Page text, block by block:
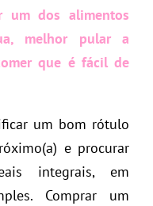
um dos alimentos
melhor pular a
que é fácil de
um bom rótulo
e procurar
integrais, em
Comprar um